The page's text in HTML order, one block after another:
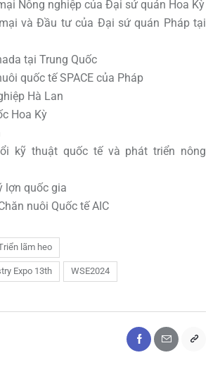
Nông nghiệp của Đại sứ quán Hoa Kỳ
và Đầu tư của Đại sứ quán Pháp tại
tại Trung Quốc
quốc tế SPACE của Pháp
Hà Lan
Hoa Kỳ
kỹ thuật quốc tế và phát triển nông
lợn quốc gia
nuôi Quốc tế AIC
lãm heo
Expo 13th WSE2024